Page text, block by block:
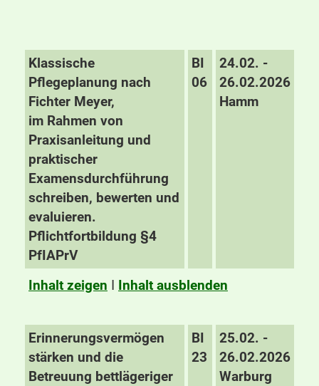
Klassische
Pflegeplanung nach
Fichter Meyer,
im Rahmen von
Praxisanleitung und
praktischer
Examensdurchführung
schreiben, bewerten und
evaluieren.
Pflichtfortbildung §4
PfIAPrV
BI
06
24.02. -
26.02.2026
Hamm
Inhalt zeigen I Inhalt ausblenden
Erinnerungsvermögen
stärken und die
Betreuung bettlägeriger
BI
23
25.02. -
26.02.2026
Warburg